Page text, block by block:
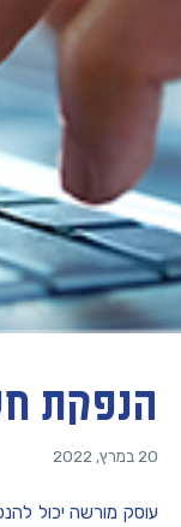
הנפקת
20 במרץ, 2022
עוסק מורשה יכול